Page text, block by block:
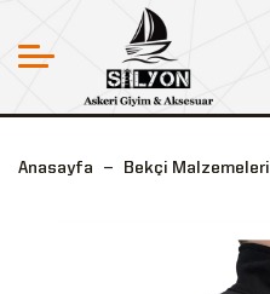
Anasayfa Bekçi Malzemeleri